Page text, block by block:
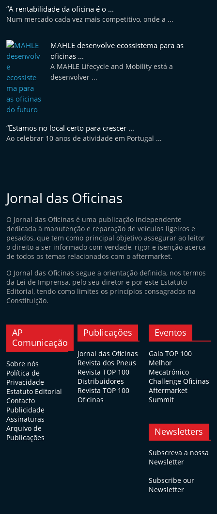
“A rentabilidade da oficina é o ...
Num mercado cada vez mais competitivo, onde a ...
MAHLE desenvolve ecossistema para as
oficinas ...
A MAHLE Lifecycle and Mobility está a
desenvolver ...
“Estamos no local certo para crescer ...
Ao celebrar 10 anos de atividade em Portugal ...
Jornal das Oficinas
O Jornal das Oficinas é uma publicação independente
dedicada à manutenção e reparação de veículos ligeiros e
pesados, que tem como principal objetivo assegurar ao leitor
o direito a ser informado com verdade, rigor e isenção acerca
de todos os temas relacionados com o aftermarket.
O Jornal das Oficinas segue a orientação definida, nos termos
da Lei de Imprensa, pelo seu diretor e por este Estatuto
Editorial, tendo como limites os princípios consagrados na
Constituição.
AP
Comunicação
Sobre nós
Política de
Privacidade
Estatuto Editorial
Contacto
Publicidade
Assinaturas
Arquivo de
Publicações
Publicações
Jornal das Oficinas
Revista dos Pneus
Revista TOP 100
Distribuidores
Revista TOP 100
Oficinas
Eventos
Gala TOP 100
Melhor
Mecatrónico
Challenge Oficinas
Aftermarket
Summit
Newsletters
Subscreva a nossa
Newsletter
Subscribe our
Newsletter